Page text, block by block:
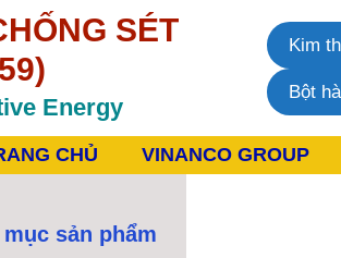
SÉT
Energy
Kim
Bột
CHỦ VINANCO GROUP
mục sản phẩm